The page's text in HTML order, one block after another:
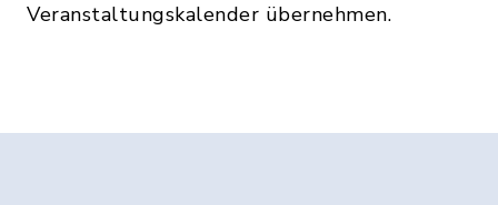
Veranstaltungskalender übernehmen.